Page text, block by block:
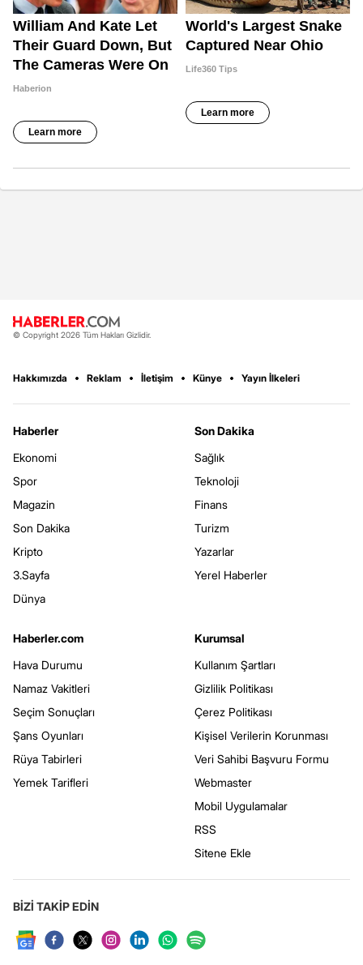
© Copyright 2026 Tüm Hakları Gizlidir.
Hakkımızda Reklam İletişim Künye Yayın İlkeleri
Haberler
Ekonomi
Spor
Magazin
Son Dakika
Kripto
3.Sayfa
Dünya
Son Dakika
Sağlık
Teknoloji
Finans
Turizm
Yazarlar
Yerel Haberler
Haberler.com
Hava Durumu
Namaz Vakitleri
Seçim Sonuçları
Şans Oyunları
Rüya Tabirleri
Yemek Tarifleri
Kurumsal
Kullanım Şartları
Gizlilik Politikası
Çerez Politikası
Kişisel Verilerin Korunması
Veri Sahibi Başvuru Formu
Webmaster
Mobil Uygulamalar
RSS
Sitene Ekle
BİZİ TAKİP EDİN